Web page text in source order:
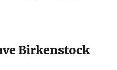
Birkenstock